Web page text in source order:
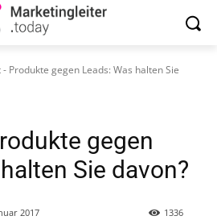
Produkte gegen Leads: Was halten Sie
gegen
Sie davon?
2017 1336